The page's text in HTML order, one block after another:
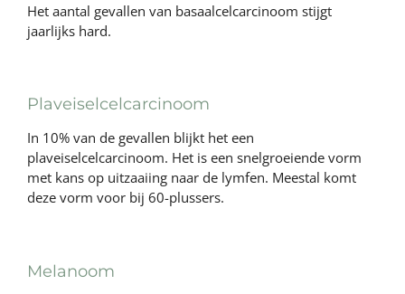
Het aantal gevallen van basaalcelcarcinoom stijgt
jaarlijks hard.
Plaveiselcelcarcinoom
In 10% van de gevallen blijkt het een
plaveiselcelcarcinoom. Het is een snelgroeiende vorm
met kans op uitzaaiing naar de lymfen. Meestal komt
deze vorm voor bij 60-plussers.
Melanoom